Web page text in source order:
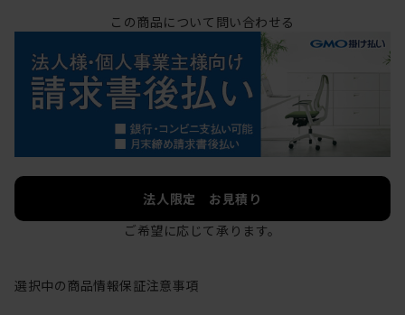
この商品について問い合わせる
法人限定 お見積り
ご希望に応じて承ります。
選択中の商品情報保証注意事項